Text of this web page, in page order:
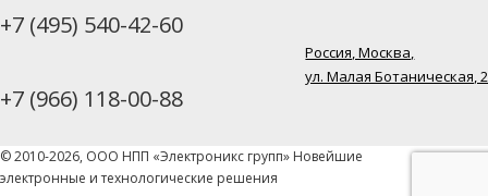
+7 (495) 540-42-60
+7 (966) 118-00-88
Россия, Москва,
ул. Малая Ботаническая,
© 2010-2026, ООО НПП «Электроникс групп» Новейшие
электронные и технологические решения